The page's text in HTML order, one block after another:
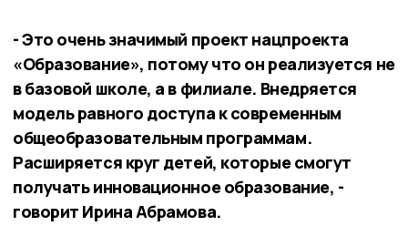
- Это очень значимый проект нацпроекта
«Образование», потому что он реализуется не
в базовой школе, а в филиале. Внедряется
модель равного доступа к современным
общеобразовательным программам.
Расширяется круг детей, которые смогут
получать инновационное образование, -
говорит Ирина Абрамова.